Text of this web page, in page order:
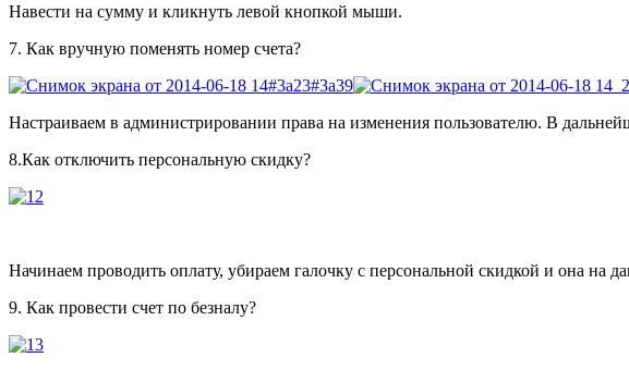
Навести на сумму и кликнуть левой кнопкой мыши.
7. Как вручную поменять номер счета?
Настраиваем в администрировании права на изменения пользователю. В
8.Как отключить персональную скидку?
Начинаем проводить оплату, убираем галочку с персональной скидкой и она на
9. Как провести счет по безналу?